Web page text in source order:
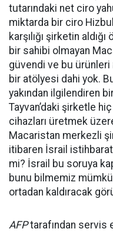
tutarındaki net ciro
miktarda bir ciro
karşılığı şirketin
bir sahibi olmayan
güvendi ve bu ürünleri
bir atölyesi dahi yok.
yakından ilgilendiren
Tayvan’daki şirketle
cihazları üretmek
Macaristan merkezli
itibaren İsrail
mi? İsrail bu soruya
bunu bilmemiz
ortadan kaldıracak
AFPtarafından servis